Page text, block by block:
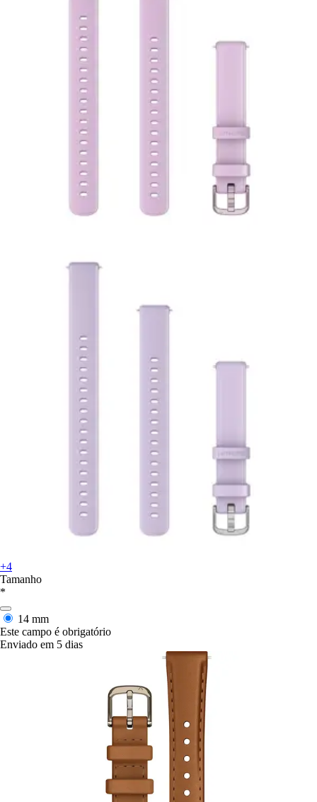
+4
Tamanho
*
14 mm
Este campo é obrigatório
Enviado em 5 dias